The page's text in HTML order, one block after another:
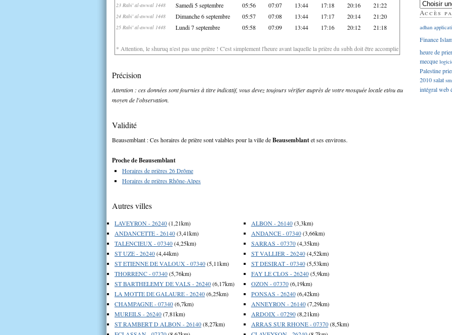
23 Rabi' al-awwal 1448 Samedi 5 septembre 05:56 07:07 13:44 17:18 20:16 21:22
24 Rabi' al-awwal 1448 Dimanche 6 septembre 05:57 07:08 13:44 17:17 20:14 21:20
25 Rabi' al-awwal 1448 Lundi 7 septembre 05:58 07:09 13:44 17:16 20:12 21:18
* Attention, le shuruq n'est pas une prière ! C'est simplement l'heure avant laquelle la prière du subh doit être accomplie
Précision
Attention : ces données sont fournies à titre indicatif, vous devez toujours vérifier auprès de votre mosquée locale et/ou au
moyen de l'observation.
Validité
Beausemblant : Ces horaires de prière sont valables pour la ville deBeausemblantet ses environs.
Proche de Beausemblant
Horaires de prières 26 Drôme
Horaires de prières Rhône-Alpes
Autres villes
LAVEYRON - 26240(1,21km)
ANDANCETTE - 26140(3,41km)
TALENCIEUX - 07340(4,25km)
ST UZE - 26240(4,44km)
ST ETIENNE DE VALOUX - 07340(5,11km)
THORRENC - 07340(5,76km)
ST BARTHELEMY DE VALS - 26240(6,17km)
LA MOTTE DE GALAURE - 26240(6,25km)
CHAMPAGNE - 07340(6,7km)
MUREILS - 26240(7,81km)
ST RAMBERT D ALBON - 26140(8,27km)
ALBON - 26140(3,3km)
ANDANCE - 07340(3,66km)
SARRAS - 07370(4,35km)
ST VALLIER - 26240(4,52km)
ST DESIRAT - 07340(5,53km)
FAY LE CLOS - 26240(5,9km)
OZON - 07370(6,19km)
PONSAS - 26240(6,42km)
ANNEYRON - 26140(7,29km)
ARDOIX - 07290(8,21km)
ARRAS SUR RHONE - 07370(8,5km)
Accès
adhan
Finance
heure de
mecque
Palestine
2010salat
intégralweb